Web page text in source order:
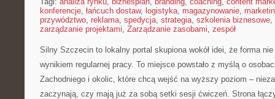
konferencje, łańcuch dostaw, logistyka, magazynowanie,
przywództwo, reklama, spedycja, strategia, szkolenia biznesowe,
zarządzanie projektami, Zarządzanie zasobami, zespół
Silny Szczecin to lokalny portal skupiona wokół idei, że forma
wynikiem regularnej pracy. To miejsce powstało z myślą o
Zachodniego i okolic, które chcą wejść na wyższy poziom –
zaczynają, czy mają już za sobą setki sesji ćwiczeń. Strona